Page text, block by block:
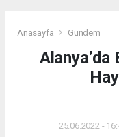
Anasayfa Gündem
Alanya’da
25.06.2022 -